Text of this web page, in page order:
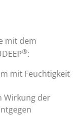
mit dem
®:
mit Feuchtigkeit
Wirkung der